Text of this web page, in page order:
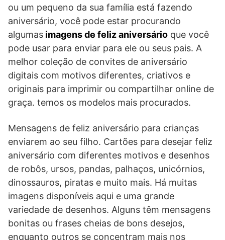
ou um pequeno da sua família está fazendo
aniversário, você pode estar procurando
algumas imagens de feliz aniversário que você
pode usar para enviar para ele ou seus pais. A
melhor coleção de convites de aniversário
digitais com motivos diferentes, criativos e
originais para imprimir ou compartilhar online de
graça. temos os modelos mais procurados.
Mensagens de feliz aniversário para crianças
enviarem ao seu filho. Cartões para desejar feliz
aniversário com diferentes motivos e desenhos
de robôs, ursos, pandas, palhaços, unicórnios,
dinossauros, piratas e muito mais. Há muitas
imagens disponíveis aqui e uma grande
variedade de desenhos. Alguns têm mensagens
bonitas ou frases cheias de bons desejos,
enquanto outros se concentram mais nos